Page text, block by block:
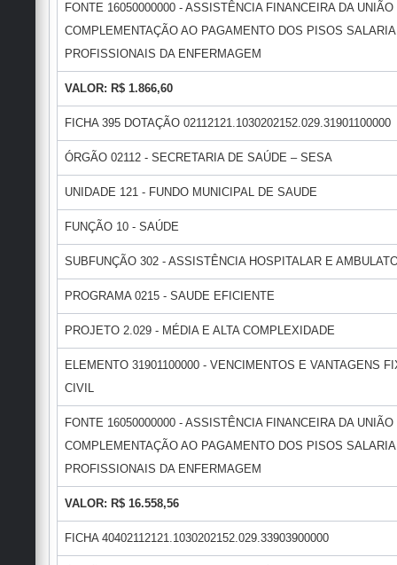
FONTE 16050000000 - ASSISTÊNCIA FINANCEIRA DA
COMPLEMENTAÇÃO AO PAGAMENTO DOS PISOS
PROFISSIONAIS DA ENFERMAGEM
VALOR: R$ 1.866,60
FICHA 395 DOTAÇÃO 02112121.1030202152.029.31901100000
ÓRGÃO 02112 - SECRETARIA DE SAÚDE – SESA
UNIDADE 121 - FUNDO MUNICIPAL DE SAUDE
FUNÇÃO 10 - SAÚDE
SUBFUNÇÃO 302 - ASSISTÊNCIA HOSPITALAR E
PROGRAMA 0215 - SAUDE EFICIENTE
PROJETO 2.029 - MÉDIA E ALTA COMPLEXIDADE
ELEMENTO 31901100000 - VENCIMENTOS E VANTAGENS
CIVIL
FONTE 16050000000 - ASSISTÊNCIA FINANCEIRA DA
COMPLEMENTAÇÃO AO PAGAMENTO DOS PISOS
PROFISSIONAIS DA ENFERMAGEM
VALOR: R$ 16.558,56
FICHA 40402112121.1030202152.029.33903900000